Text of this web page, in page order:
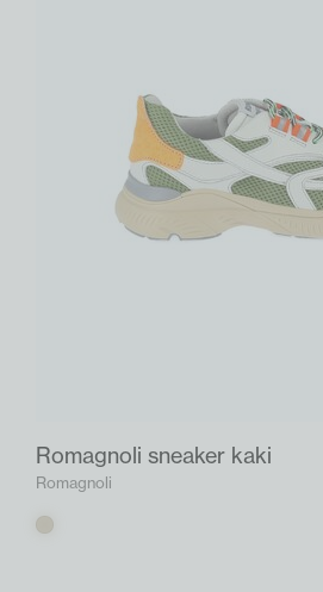
Romagnoli sneaker kaki
Romagnoli
Kaki